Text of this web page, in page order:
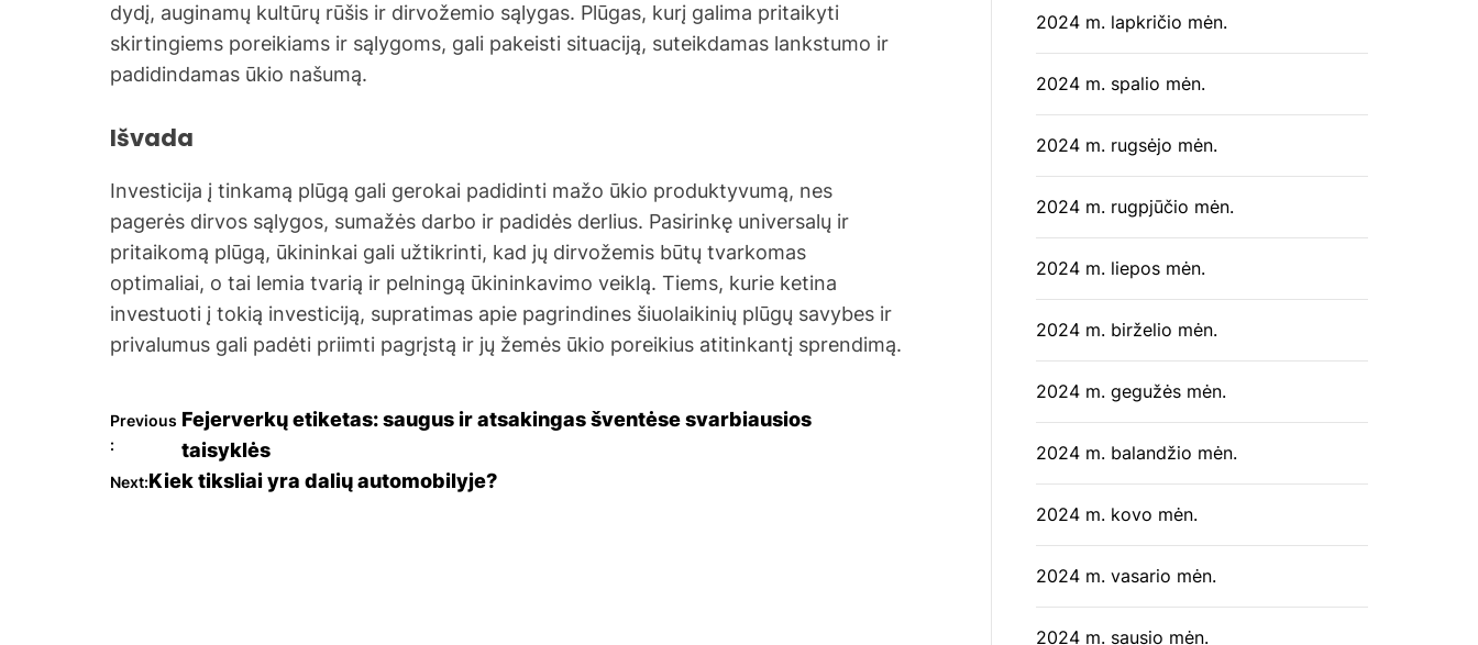
dydį, auginamų kultūrų rūšis ir dirvožemio sąlygas. Plūgas, kurį galima pritaikyti
skirtingiems poreikiams ir sąlygoms, gali pakeisti situaciją, suteikdamas lankstumo ir
padidindamas ūkio našumą.
Išvada
Investicija į tinkamą plūgą gali gerokai padidinti mažo ūkio produktyvumą, nes
pagerės dirvos sąlygos, sumažės darbo ir padidės derlius. Pasirinkę universalų ir
pritaikomą plūgą, ūkininkai gali užtikrinti, kad jų dirvožemis būtų tvarkomas
optimaliai, o tai lemia tvarią ir pelningą ūkininkavimo veiklą. Tiems, kurie ketina
investuoti į tokią investiciją, supratimas apie pagrindines šiuolaikinių plūgų savybes ir
privalumus gali padėti priimti pagrįstą ir jų žemės ūkio poreikius atitinkantį sprendimą.
N
a
Previous
:
Fejerverkų etiketas: saugus ir atsakingas šventėse svarbiausios
taisyklės
Next:Kiek tiksliai yra dalių automobilyje?
2024 m. lapkričio mėn.
2024 m. spalio mėn.
2024 m. rugsėjo mėn.
2024 m. rugpjūčio mėn.
2024 m. liepos mėn.
2024 m. birželio mėn.
2024 m. gegužės mėn.
2024 m. balandžio mėn.
2024 m. kovo mėn.
2024 m. vasario mėn.
2024 m. sausio mėn.